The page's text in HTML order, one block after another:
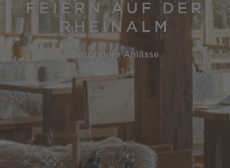
FEIERN AUF DER
RHEINALM
Besondere Anlässe